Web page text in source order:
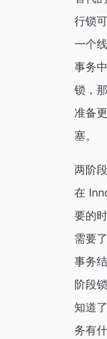
行锁
一个
事务
锁，
准备
塞。
两阶
在
要的
需要
事务
阶段
知道
务有